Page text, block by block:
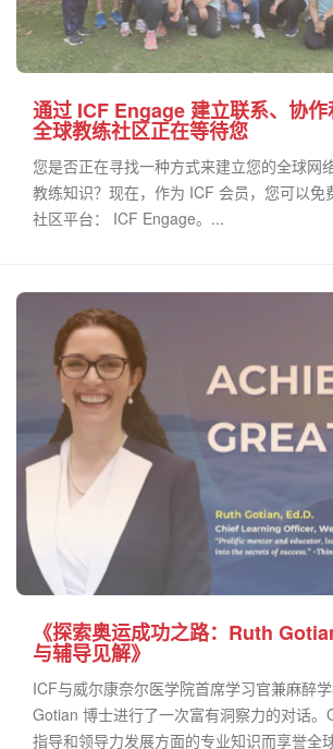
通过 ICF Engage 建立联系、协
全球教练社区正在等待您
您是否正在寻找一种方式来建立您的全球网
教练知识？现在，作为 ICF 会员，您可以免
社区平台： ICF Engage。...
《探索奥运成功之路：Ruth
与辅导见解》
ICF与威尔康奈尔医学院首席学习官兼麻醉
Gotian 博士进行了一次富有洞察力的对话。
指导和领导力发展方面的专业知识而享誉全